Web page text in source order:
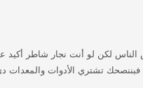
لكن لو أنت نجار شاطر أكيد
فبننصحك تشتري الأدوات